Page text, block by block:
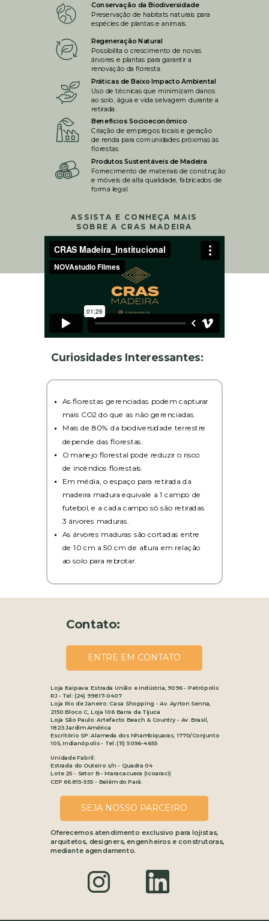
ASSISTA E CONHEÇA MAIS
SOBRE A CRAS MADEIRA
Conservação da Biodiversidade
Preservação de habitats naturais para
espécies de plantas e animais.
Regeneração Natural
Possibilita o crescimento de novas
árvores e plantas para garantir a
renovação da floresta.
Práticas de Baixo Impacto Ambiental
Uso de técnicas que minimizam danos
ao solo, água e vida selvagem durante a
retirada.
Benefícios Socioeconômico
Criação de empregos locais e geração
de renda para comunidades próximas às
florestas.
Produtos Sustentáveis de Madeira
Fornecimento de materiais de construção
e móveis de alta qualidade, fabricados de
forma legal.
Curiosidades Interessantes:
As florestas gerenciadas podem capturar
mais CO2 do que as não gerenciadas.
Mais de 80% da biodiversidade terrestre
depende das florestas.
O manejo florestal pode reduzir o risco
de incêndios florestais.
Em média, o espaço para retirada da
madeira madura equivale a 1 campo de
futebol, e a cada campo só são retiradas
3 árvores maduras.
As árvores maduras são cortadas entre
de 10 cm a 50 cm de altura em relação
ao solo para rebrotar.
Contato:
ENTRE EM CONTATO
Loja Itaipava: Estrada União e Indústria, 9096 - Petrópolis
RJ - Tel: (24) 99817-0407
Loja Rio de Janeiro: Casa Shopping - Av. Ayrton Senna,
2150 Bloco C, Loja 106 Barra da Tijuca
Loja São Paulo: Artefacto Beach & Country - Av. Brasil,
1823 Jardim América
Escritório SP: Alameda dos Nhambiquaras, 1770/Conjunto
105, Indianópolis - Tel: (11) 5096-4655
Unidade Fabril:
Estrada do Outeiro s/n - Quadra 04
Lote 25 - Setor B - Maracacuera (Icoaraci)
CEP 66.815-555 - Belém do Pará.
Oferecemos atendimento exclusivo para lojistas,
arquitetos, designers, engenheiros e construtoras,
mediante agendamento.
SEJA NOSSO PARCEIRO